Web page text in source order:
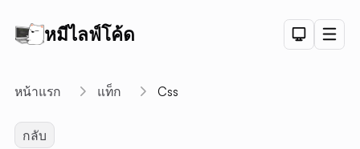
หมีไลฟ์โค้ด Dark
หน้าแรก แท็ก Css
กลับ